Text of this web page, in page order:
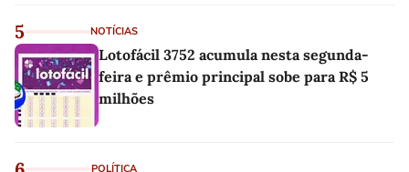
5 NOTÍCIAS
Lotofácil 3752 acumula nesta segunda-
feira e prêmio principal sobe para R$ 5
milhões
POLÍTICA